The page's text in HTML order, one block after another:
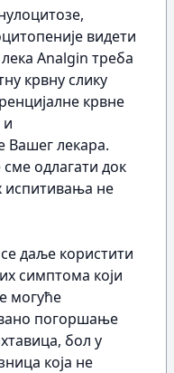
видети
Analgin треба
крвну слику
крвне
и
Вашег лекара.
одлагати док
испитивања не
даље користити
симптома који
могуће
погоршање
бол у
која не